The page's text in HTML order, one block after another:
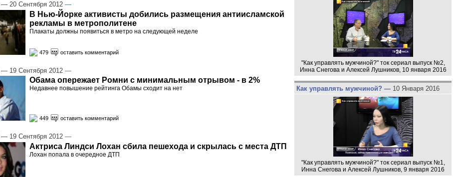
— 20 Сентября 2012 —
В Нью-Йорке активисты добились размещения антиисламской
рекламы в метрополитене
Плакаты должны появиться в метро на следующей неделе
479 оставить комментарий
— 19 Сентября 2012 —
Обама опережает Ромни с минимальным отрывом - в 2%
Недавнее повышение рейтинга Обамы сходит на нет
449 оставить комментарий
— 19 Сентября 2012 —
Актриса Линдси Лохан сбила пешехода и скрылась с места ДТП
Лохан попала в очередное ДТП
"Как управлять мужчиной?" ток сериал выпуск №2,
Инна Снегова и Алексей Лушников, 10 января 2016
Как управлять мужчиной? — 10 Января 2016
"Как управлять мужчиной?" ток сериал выпуск №1,
Инна Снегова и Алексей Лушников, 9 января 2016